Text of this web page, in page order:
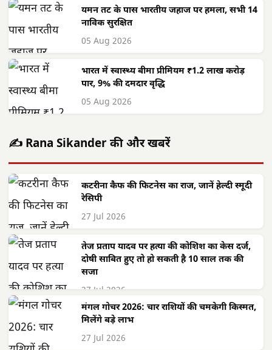
यमन तट के पास भारतीय जहाज पर हमला, सभी 14
नाविक सुरक्षित
05 Aug 2026
भारत में स्वास्थ्य बीमा प्रीमियम ₹1.2 लाख करोड़
पार, 9% की दमदार वृद्धि
05 Aug 2026
✍️ Rana Sikander की और खबरें
कटरीना कैफ की फिटनेस का राज, जानें हेल्दी स्मूदी
रेसिपी
27 Jul 2026
तेज प्रताप यादव पर हत्या की कोशिश का केस दर्ज,
दोषी साबित हुए तो हो सकती है 10 साल तक की
सजा
27 Jul 2026
मंगल गोचर 2026: चार राशियों की चमकेगी किस्मत,
मिलेंगे बड़े लाभ
27 Jul 2026